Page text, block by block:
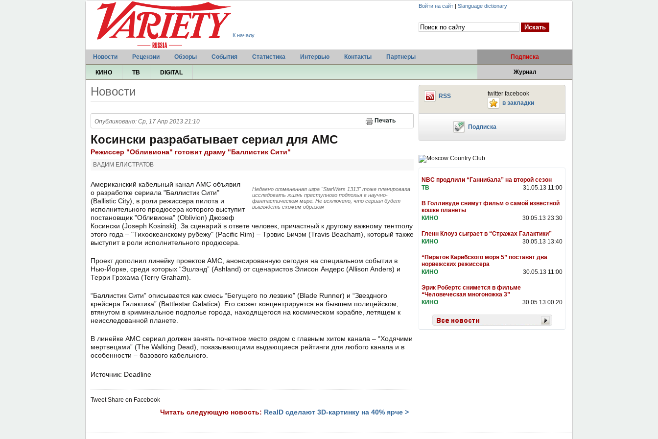
К началу
Войти на сайт | Slanguage dictionary
Новости Рецензии Обзоры События Статистика Интервью Контакты Партнеры Подписка
КИНО ТВ DIGITAL Журнал
Новости
Печать
Опубликовано: Ср, 17 Апр 2013 21:10
Косински разрабатывает сериал для AMC
Режиссер "Обливиона" готовит драму "Баллистик Сити"
ВАДИМ ЕЛИСТРАТОВ
Недавно отмененная игра "StarWars 1313" тоже планировала
исследовать жизнь преступного подполья в научно-
фантастическом мире. Не исключено, что сериал будет
выглядеть схожим образом
Американский кабельный канал AMC объявил
о разработке сериала "Баллистик Сити"
(Ballistic City), в роли режиссера пилота и
исполнительного продюсера которого выступит
постановщик "Обливиона" (Oblivion) Джозеф
Косински (Joseph Kosinski). За сценарий в ответе человек, причастный к другому важному тентполу
этого года – "Тихоокеанскому рубежу" (Pacific Rim) – Трэвис Бичэм (Travis Beacham), который также
выступит в роли исполнительного продюсера.
Проект дополнил линейку проектов AMC, анонсированную сегодня на специальном событии в
Нью-Йорке, среди которых “Эшлэнд” (Ashland) от сценаристов Элисон Андерс (Allison Anders) и
Терри Грэхама (Terry Graham).
“Баллистик Сити” описывается как смесь “Бегущего по лезвию” (Blade Runner) и “Звездного
крейсера Галактика” (Battlestar Galatica). Его сюжет концентрируется на бывшем полицейском,
втянутом в криминальное подполье города, находящегося на космическом корабле, летящем к
неисследованной планете.
В линейке AMC сериал должен занять почетное место рядом с главным хитом канала – “Ходячими
мертвецами” (The Walking Dead), показывающими выдающиеся рейтинги для любого канала и в
особенности – базового кабельного.
Источник: Deadline
TweetShare on Facebook
Читать следующую новость: RealD сделают 3D-картинку на 40% ярче >
twitter facebook
RSS
в закладки
Подписка
NBC продлили “Ганнибала” на второй сезон
31.05.13 11:00
ТВ
В Голливуде снимут фильм о самой известной
кошке планеты
30.05.13 23:30
КИНО
Гленн Клоуз сыграет в “Стражах Галактики”
30.05.13 13:40
КИНО
“Пиратов Карибского моря 5” поставят два
норвежских режиссера
30.05.13 11:00
КИНО
Эрик Робертс снимется в фильме
“Человеческая многоножка 3”
30.05.13 00:20
КИНО